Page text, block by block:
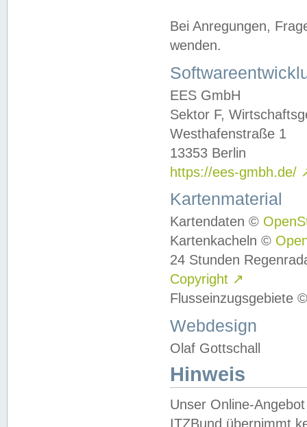
Bei Anregungen,
wenden.
EES GmbH
Sektor F,
Westhafenstraße 1
13353 Berlin
https://ees-gmbh.de/
Kartenmaterial
Kartendaten ©
Kartenkacheln ©
24 Stunden
Copyright ↗
Flusseinzugsgebiete
Webdesign
Olaf Gottschall
Hinweis
Unser Online-
ITZBund übernimmt